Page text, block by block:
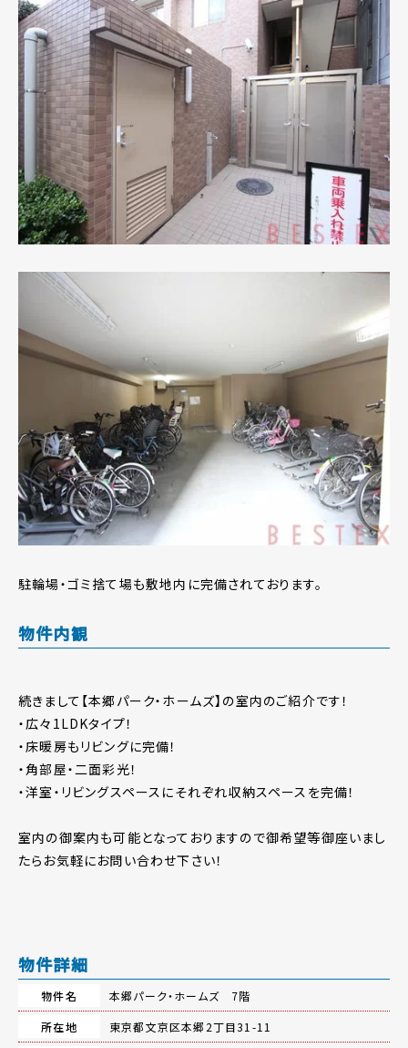
駐輪場・ゴミ捨て場も敷地内に完備されております。
物件内観
続きまして【本郷パーク・ホームズ】の室内のご紹介です！
・広々1LDKタイプ！
・床暖房もリビングに完備！
・角部屋・二面彩光！
・洋室・リビングスペースにそれぞれ収納スペースを完備！
室内の御案内も可能となっておりますので御希望等御座いまし
たらお気軽にお問い合わせ下さい！
物件詳細
物件名
本郷パーク・ホームズ 7階
所在地
東京都文京区本郷2丁目31-11